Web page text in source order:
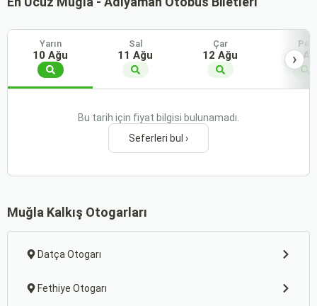
Yarın
10 Ağu
Sal
11 Ağu
Çar
12 Ağu
Per
13
›
Bu tarih için fiyat bilgisi bulunamadı.
Seferleri bul ›
Muğla Kalkış Otogarları
Datça Otogarı
Fethiye Otogarı